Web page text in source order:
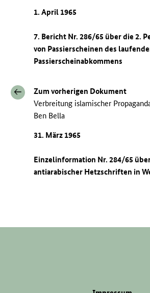
1. April 1965
7. Bericht Nr. 286/65 über die 2.
von Passierscheinen des
Passierscheinabkommens
Zum vorherigen Dokument
Verbreitung islamischer
Ben Bella
31. März 1965
Einzelinformation Nr. 284/65
antiarabischer Hetzschriften in